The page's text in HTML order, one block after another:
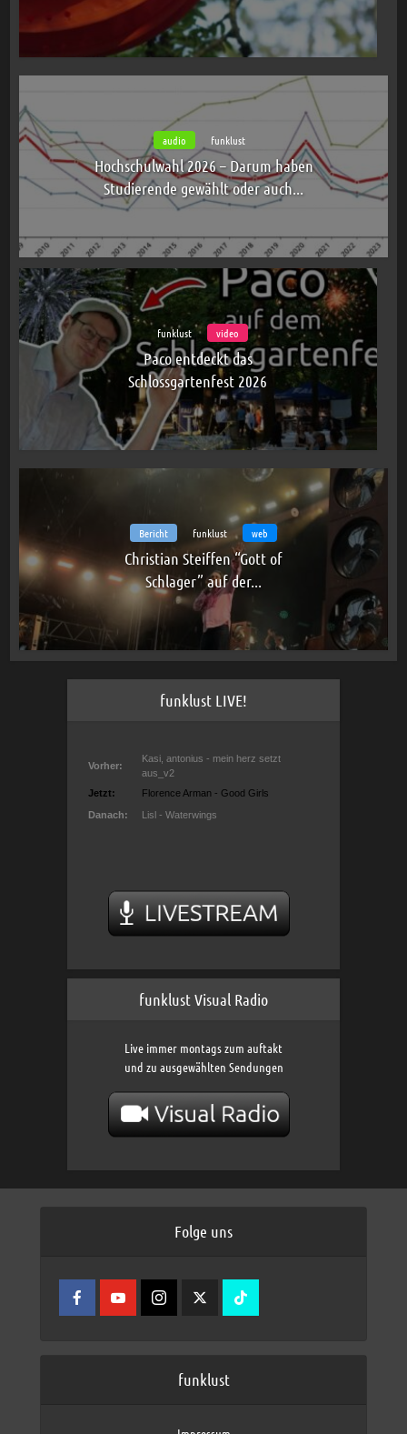
audio funklust
Hochschulwahl 2026 – Darum haben
Studierende gewählt oder auch...
funklust video
Paco entdeckt das
Schlossgartenfest 2026
Bericht funklust web
Christian Steiffen “Gott of
Schlager” auf der...
funklust LIVE!
funklust Visual Radio
Live immer montags zum auftakt
und zu ausgewählten Sendungen
Folge uns
funklust